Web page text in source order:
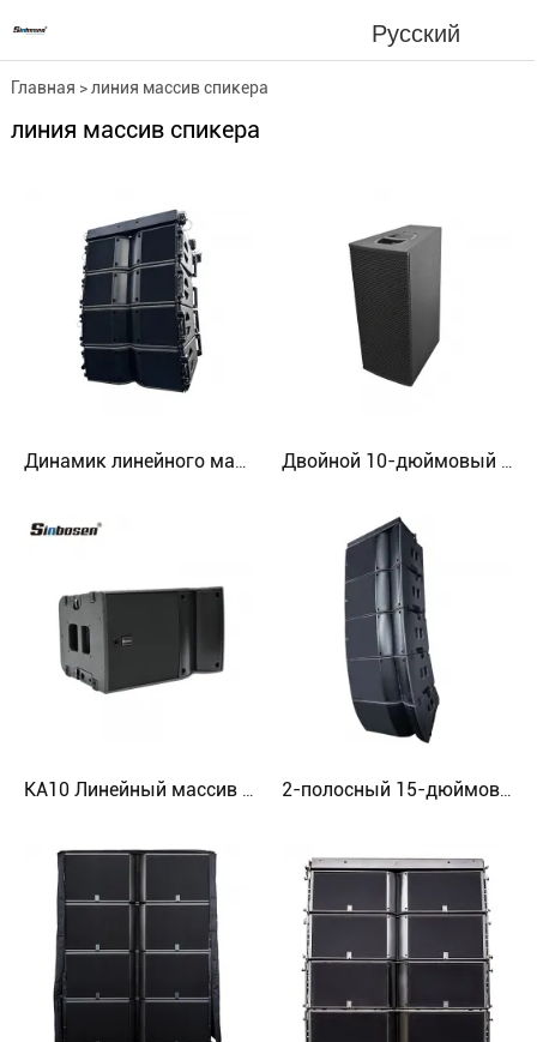
Русский
Главная > линия массив спикера
линия массив спикера
KA10 Линейный массив с регулируемыми ребрами, 2-полосный 10-дюймовый пассивный динамик 2-полосный 15-дюймовый пассивный громкоговоритель линейного массива A15 wide с гибкой компоновкой